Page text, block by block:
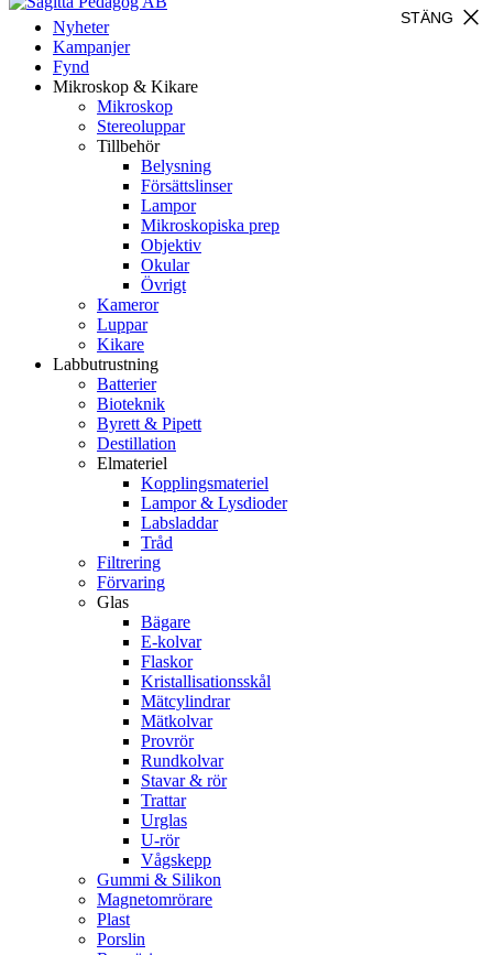
close
STÄNG
Nyheter
Kampanjer
Fynd
Mikroskop & Kikare
Mikroskop
Stereoluppar
Tillbehör
Belysning
Försättslinser
Lampor
Mikroskopiska prep
Objektiv
Okular
Övrigt
Kameror
Luppar
Kikare
Labbutrustning
Batterier
Bioteknik
Byrett & Pipett
Destillation
Elmateriel
Kopplingsmateriel
Lampor & Lysdioder
Labsladdar
Tråd
Filtrering
Förvaring
Glas
Bägare
E-kolvar
Flaskor
Kristallisationsskål
Mätcylindrar
Mätkolvar
Provrör
Rundkolvar
Stavar & rör
Trattar
Urglas
U-rör
Vågskepp
Gummi & Silikon
Magnetomrörare
Plast
Porslin